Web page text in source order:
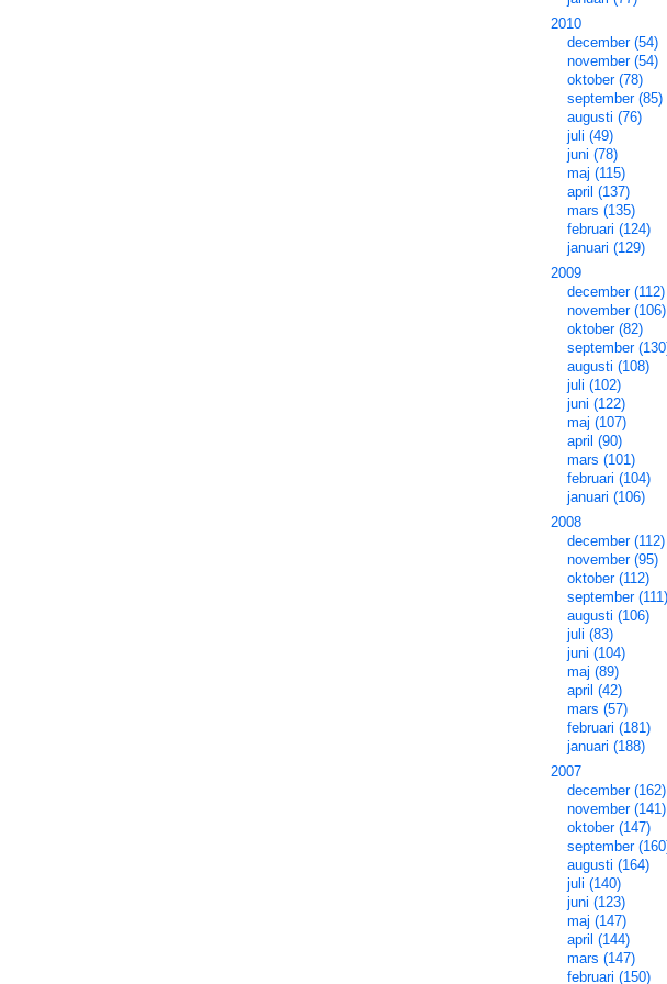
2010
december (54)
november (54)
oktober (78)
september (85)
augusti (76)
juli (49)
juni (78)
maj (115)
april (137)
mars (135)
februari (124)
januari (129)
2009
december (112)
november (106)
oktober (82)
september
augusti (108)
juli (102)
juni (122)
maj (107)
april (90)
mars (101)
februari (104)
januari (106)
2008
december (112)
november (95)
oktober (112)
september (111)
augusti (106)
juli (83)
juni (104)
maj (89)
april (42)
mars (57)
februari (181)
januari (188)
2007
december (162)
november (141)
oktober (147)
september
augusti (164)
juli (140)
juni (123)
maj (147)
april (144)
mars (147)
februari (150)